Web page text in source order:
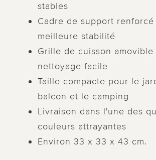
stables
Cadre de support
meilleure stabilité
Grille de cuisson amovible
nettoyage facile
Taille compacte pour le
balcon et le camping
Livraison dans l'une des
couleurs attrayantes
Environ 33 x 33 x 43 cm.